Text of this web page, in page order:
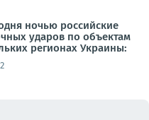
ночью российские
ударов по объектам
регионах Украины: